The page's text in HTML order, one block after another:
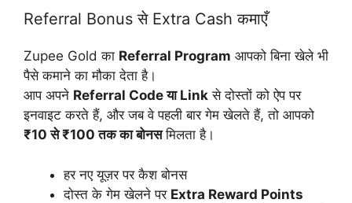
Referral Bonus से Extra Cash कमाएँ
Zupee Gold का Referral Program आपको बिना खेले भी
पैसे कमाने का मौका देता है।
आप अपने Referral Code या Link से दोस्तों को ऐप पर
इनवाइट करते हैं, और जब वे पहली बार गेम खेलते हैं, तो आपको
₹10 से ₹100 तक का बोनसमिलता है।
हर नए यूज़र पर कैश बोनस
दोस्त के गेम खेलने पर Extra Reward Points